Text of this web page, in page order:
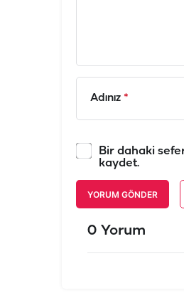
Adınız *
Bir dahaki
kaydet.
YORUM GÖNDER
0 Yorum